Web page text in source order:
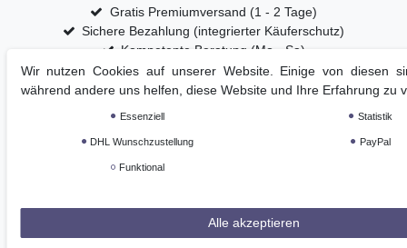
Gratis Premiumversand (1 - 2 Tage)
Sichere Bezahlung (integrierter Käuferschutz)
Kompetente Beratung (Mo - Sa)
Wir nutzen Cookies auf unserer Website. Einige von diesen
während andere uns helfen, diese Website und Ihre Erfahrung zu
Essenziell Statistik
DHL Wunschzustellung PayPal
Funktional
Alle akzeptieren